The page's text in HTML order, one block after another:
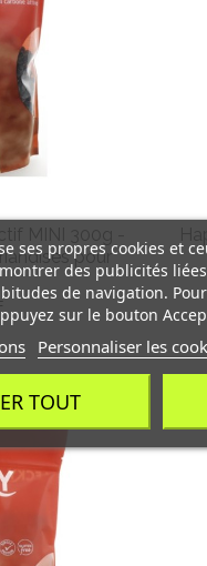
MINI 300g -
pour
ses propres cookies et
des publicités
de navigation.
sur le bouton
Personnaliser les
TOUT